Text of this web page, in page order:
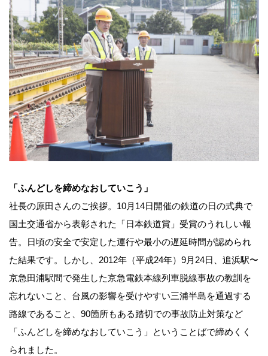
「ふんどしを締めなおしていこう」
社長の原田さんのご挨拶。10月14日開催の鉄道の日の式典で
国土交通省から表彰された「日本鉄道賞」受賞のうれしい報
告。日頃の安全で安定した運行や最小の遅延時間が認められ
た結果です。しかし、2012年（平成24年）9月24日、追浜駅〜
京急田浦駅間で発生した京急電鉄本線列車脱線事故の教訓を
忘れないこと、台風の影響を受けやすい三浦半島を通過する
路線であること、90箇所もある踏切での事故防止対策など
「ふんどしを締めなおしていこう」ということばで締めくく
られました。